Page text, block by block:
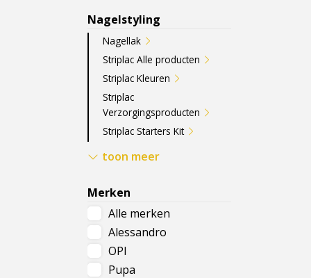
Nagelstyling
Nagellak
Striplac Alle producten
Striplac Kleuren
Striplac
Verzorgingsproducten
Striplac Starters Kit
Nail Art
Basecoat
Topcoat
toon meer
Merken
Alle merken
Alessandro
OPI
Pupa